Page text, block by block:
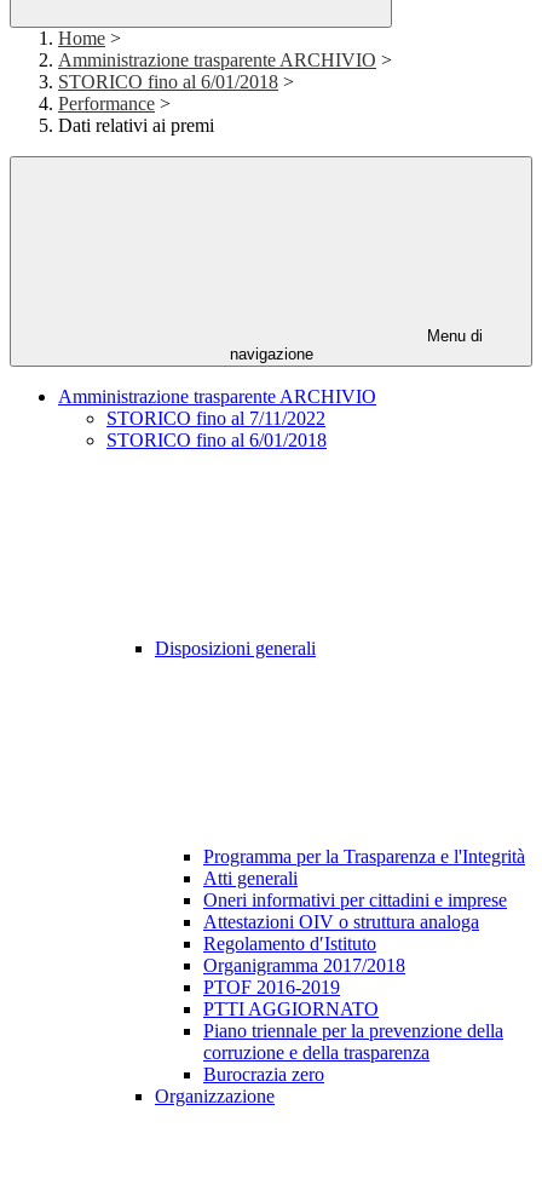
Home >
Amministrazione trasparente ARCHIVIO >
STORICO fino al 6/01/2018 >
Performance >
Dati relativi ai premi
Menu di
navigazione
Amministrazione trasparente ARCHIVIO
STORICO fino al 7/11/2022
STORICO fino al 6/01/2018
Disposizioni generali
Programma per la Trasparenza e l'Integrità
Atti generali
Oneri informativi per cittadini e imprese
Attestazioni OIV o struttura analoga
Regolamento d′Istituto
Organigramma 2017/2018
PTOF 2016-2019
PTTI AGGIORNATO
Piano triennale per la prevenzione della
corruzione e della trasparenza
Burocrazia zero
Organizzazione